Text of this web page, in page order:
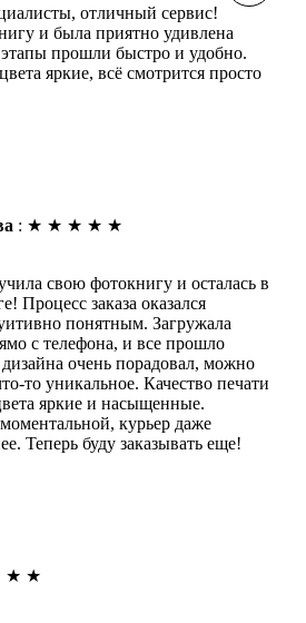
отличный сервис!
и была приятно удивлена
прошли быстро и удобно.
яркие, всё смотрится просто
: ★ ★ ★ ★ ★
свою фотокнигу и осталась в
Процесс заказа оказался
понятным. Загружала
с телефона, и все прошло
очень порадовал, можно
то уникальное. Качество печати
яркие и насыщенные.
курьер даже
Теперь буду заказывать еще!
★ ★